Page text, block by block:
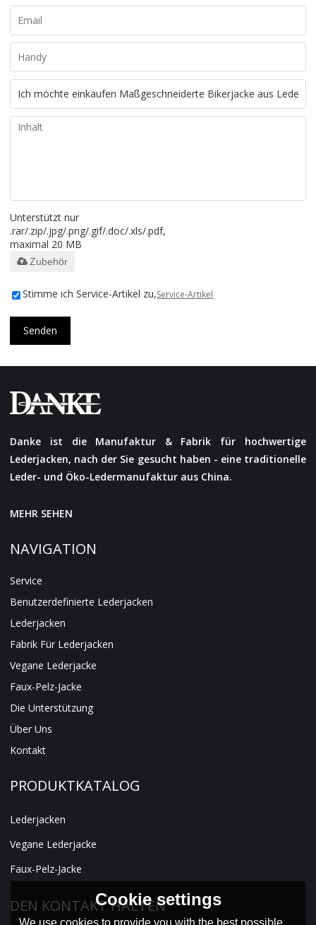
Unterstützt nur
.rar/.zip/.jpg/.png/.gif/.doc/.xls/.pdf,
maximal 20 MB
Zubehör
Stimme ich Service-Artikel zu,Service-Artikel
Senden
Danke ist die Manufaktur & Fabrik für hochwertige
Lederjacken, nach der Sie gesucht haben - eine traditionelle
Leder- und Öko-Ledermanufaktur aus China.
MEHR SEHEN
NAVIGATION
Service
Benutzerdefinierte Lederjacken
Lederjacken
Fabrik Für Lederjacken
Vegane Lederjacke
Faux-Pelz-Jacke
Die Unterstützung
Über Uns
Kontakt
PRODUKTKATALOG
Lederjacken
Vegane Lederjacke
Faux-Pelz-Jacke
DEN KONTAKT HALTEN
Cookie settings
We use cookies to provide you with the best possible